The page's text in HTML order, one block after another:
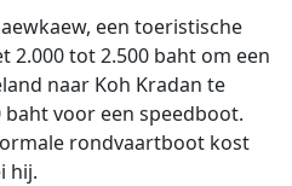
een toeristische
tot 2.500 baht om een
naar Koh Kradan te
baht voor een speedboot.
rondvaartboot kost
hij.